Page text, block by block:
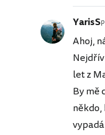
YarisS
Ahoj,
let z
By mě